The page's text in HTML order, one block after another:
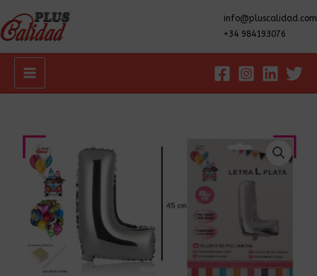
info@pluscalidad.com
+34 984193076
Main